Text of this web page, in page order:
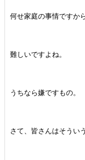
何せ家庭の事情ですか
難しいですよね。
うちなら嫌ですもの。
さて、皆さんはそうい